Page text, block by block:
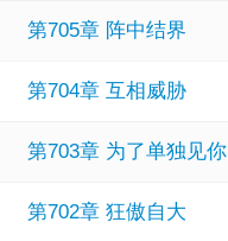
第705章 阵中结界
第704章 互相威胁
第703章 为了单独见你
第702章 狂傲自大